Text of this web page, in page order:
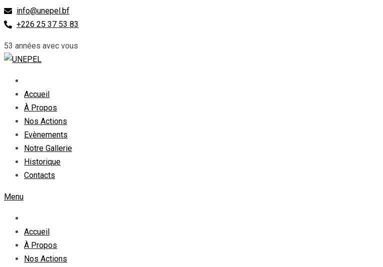
Skip
to
info@unepel.bf
+226 25 37 53 83
53 années avec vous
Accueil
À Propos
Nos Actions
Evènements
Notre Gallerie
Historique
Contacts
Menu
Accueil
À Propos
Nos Actions